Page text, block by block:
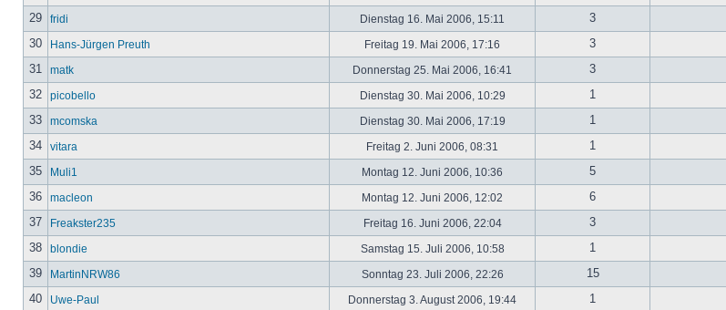
29
fridi Dienstag 16. Mai 2006, 15:11
3
30
Hans-Jürgen Preuth Freitag 19. Mai 2006, 17:16
3
31
matk Donnerstag 25. Mai 2006, 16:41
3
32
picobello Dienstag 30. Mai 2006, 10:29
1
33
mcomska Dienstag 30. Mai 2006, 17:19
1
34
vitara Freitag 2. Juni 2006, 08:31
1
35
Muli1 Montag 12. Juni 2006, 10:36
5
36
macleon Montag 12. Juni 2006, 12:02
6
37
Freakster235 Freitag 16. Juni 2006, 22:04
3
38
blondie Samstag 15. Juli 2006, 10:58
1
39
MartinNRW86 Sonntag 23. Juli 2006, 22:26
15
40
Uwe-Paul Donnerstag 3. August 2006, 19:44 1